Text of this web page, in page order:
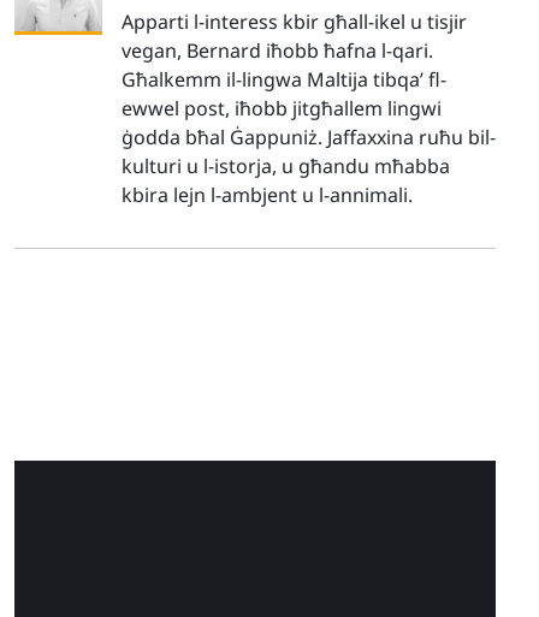
Apparti l-interess kbir għall-ikel u tisjir
vegan, Bernard iħobb ħafna l-qari.
Għalkemm il-lingwa Maltija tibqa’ fl-
ewwel post, iħobb jitgħallem lingwi
ġodda bħal Ġappuniż. Jaffaxxina ruħu bil-
kulturi u l-istorja, u għandu mħabba
kbira lejn l-ambjent u l-annimali.